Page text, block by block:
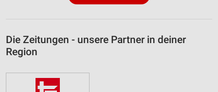
Die Zeitungen - unsere Partner in deiner
Region